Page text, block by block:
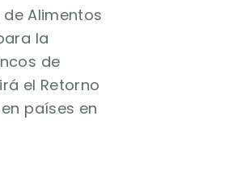
Alimentos
la
de
el Retorno
países en